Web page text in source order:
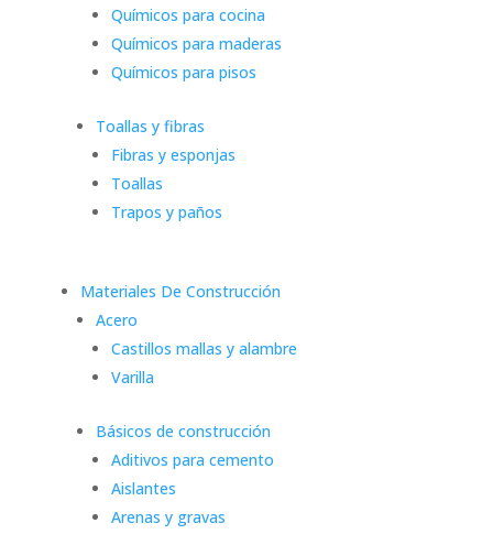
Químicos para cocina
Químicos para maderas
Químicos para pisos
Toallas y fibras
Fibras y esponjas
Toallas
Trapos y paños
Materiales De Construcción
Acero
Castillos mallas y alambre
Varilla
Básicos de construcción
Aditivos para cemento
Aislantes
Arenas y gravas